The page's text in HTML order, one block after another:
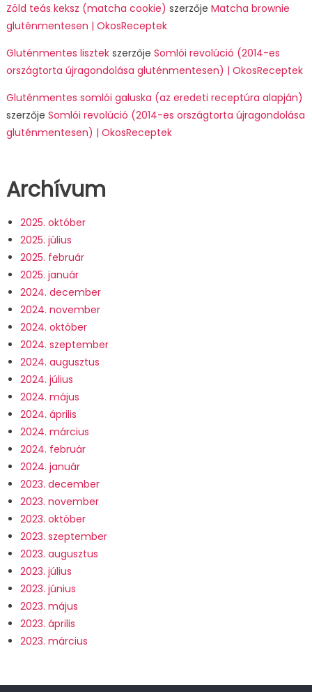
Zöld teás keksz (matcha cookie) szerzője Matcha brownie
gluténmentesen | OkosReceptek
Gluténmentes lisztekszerzője Somlói revolúció (2014-es
országtorta újragondolása gluténmentesen) | OkosReceptek
Gluténmentes somlói galuska (az eredeti receptúra alapján)
szerzője Somlói revolúció (2014-es országtorta újragondolása
gluténmentesen) | OkosReceptek
Archívum
2025. október
2025. július
2025. február
2025. január
2024. december
2024. november
2024. október
2024. szeptember
2024. augusztus
2024. július
2024. május
2024. április
2024. március
2024. február
2024. január
2023. december
2023. november
2023. október
2023. szeptember
2023. augusztus
2023. július
2023. június
2023. május
2023. április
2023. március